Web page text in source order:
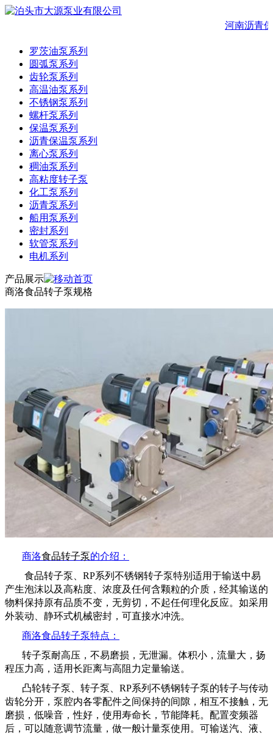
河南沥青
罗茨油泵系列
圆弧泵系列
齿轮泵系列
高温油泵系列
不锈钢泵系列
螺杆泵系列
保温泵系列
沥青保温泵系列
离心泵系列
稠油泵系列
高粘度转子泵
化工泵系列
沥青泵系列
船用泵系列
密封系列
软管泵系列
电机系列
产品展示
商洛食品转子泵规格
商洛食品转子泵的介绍：
食品转子泵、 RP系列不锈钢转子泵特别适用于输送中易
产生泡沫以及高粘度、浓度及任何含颗粒的介质，经其输送的
物料保持原有品质不变，无剪切，不起任何理化反应。如采用
外装动、静环式机械密封，可直接水冲洗。
商洛食品转子泵特点：
转子泵耐高压，不易磨损，无泄漏。体积小，流量大，扬
程压力高，适用长距离与高阻力定量输送。
凸轮转子泵、转子泵、 RP系列不锈钢转子泵的转子与传动
齿轮分开，泵腔内各零配件之间保持的间隙，相互不接触，无
磨损，低噪音，性好，使用寿命长，节能降耗。配置变频器
后，可以随意调节流量，做一般计量泵使用。可输送汽、液、